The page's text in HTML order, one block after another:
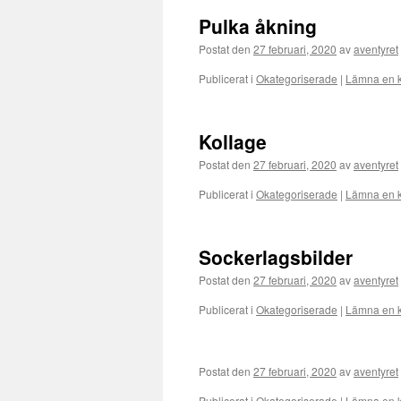
Pulka åkning
Postat den 27 februari, 2020 avaventyret
Publicerat i Okategoriserade | Lämna en
Kollage
Postat den 27 februari, 2020 avaventyret
Publicerat i Okategoriserade | Lämna en
Sockerlagsbilder
Postat den 27 februari, 2020 avaventyret
Publicerat i Okategoriserade | Lämna en
Postat den 27 februari, 2020 avaventyret